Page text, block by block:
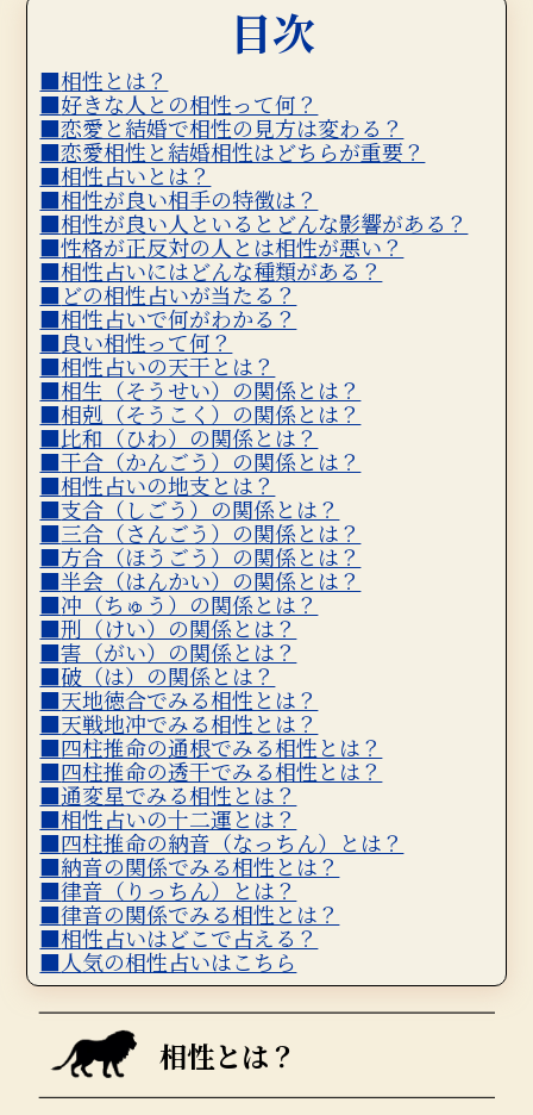
目次
相性とは？
好きな人との相性って何？
恋愛と結婚で相性の見方は変わる？
恋愛相性と結婚相性はどちらが重要？
相性占いとは？
相性が良い相手の特徴は？
相性が良い人といるとどんな影響がある？
性格が正反対の人とは相性が悪い？
相性占いにはどんな種類がある？
どの相性占いが当たる？
相性占いで何がわかる？
良い相性って何？
相性占いの天干とは？
相生（そうせい）の関係とは？
相剋（そうこく）の関係とは？
比和（ひわ）の関係とは？
干合（かんごう）の関係とは？
相性占いの地支とは？
支合（しごう）の関係とは？
三合（さんごう）の関係とは？
方合（ほうごう）の関係とは？
半会（はんかい）の関係とは？
冲（ちゅう）の関係とは？
刑（けい）の関係とは？
害（がい）の関係とは？
破（は）の関係とは？
天地徳合でみる相性とは？
天戦地冲でみる相性とは？
四柱推命の通根でみる相性とは？
四柱推命の透干でみる相性とは？
通変星でみる相性とは？
相性占いの十二運とは？
四柱推命の納音（なっちん）とは？
納音の関係でみる相性とは？
律音（りっちん）とは？
律音の関係でみる相性とは？
相性占いはどこで占える？
人気の相性占いはこちら
相性とは？